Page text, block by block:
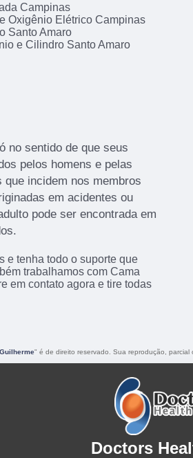
Campinas
Oxigênio Elétrico Campinas
Santo Amaro
e Cilindro Santo Amaro
no sentido de que seus
pelos homens e pelas
incidem nos membros
em acidentes ou
pode ser encontrada em
e tenha todo o suporte que
trabalhamos com Cama
em contato agora e tire todas
" é de direito reservado. Sua reprodução,
Doctors